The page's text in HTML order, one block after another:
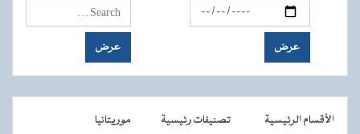
الأقسام الرئيسية تصنيفات رئيسية
موريتانيا